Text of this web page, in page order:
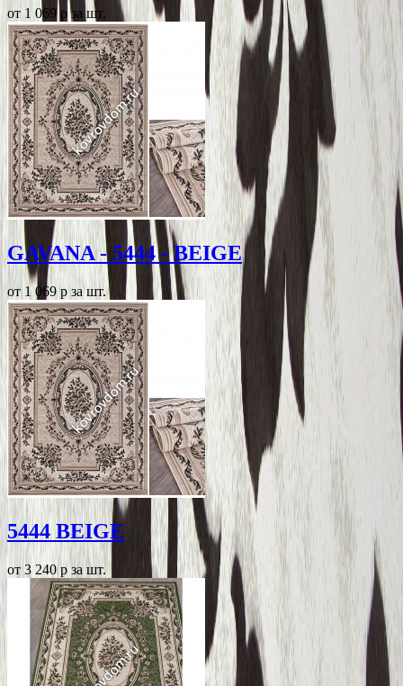
от 1 069 pза шт.
GAVANA - 5444 - BEIGE
от 1 069 p за шт.
5444 BEIGE
от 3 240 pза шт.